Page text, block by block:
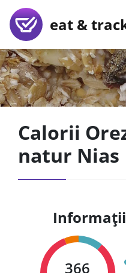
eat &
Calorii
natur Nias
366